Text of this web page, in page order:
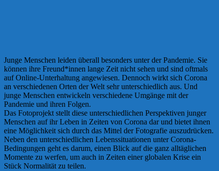
Junge Menschen leiden überall besonders unter der Pandemie. Sie
können ihre Freund*innen lange Zeit nicht sehen und sind oftmals
auf Online-Unterhaltung angewiesen. Dennoch wirkt sich Corona
an verschiedenen Orten der Welt sehr unterschiedlich aus. Und
junge Menschen entwickeln verschiedene Umgänge mit der
Pandemie und ihren Folgen.
Das Fotoprojekt stellt diese unterschiedlichen Perspektiven junger
Menschen auf ihr Leben in Zeiten von Corona dar und bietet ihnen
eine Möglichkeit sich durch das Mittel der Fotografie auszudrücken.
Neben den unterschiedlichen Lebenssituationen unter Corona-
Bedingungen geht es darum, einen Blick auf die ganz alltäglichen
Momente zu werfen, um auch in Zeiten einer globalen Krise ein
Stück Normalität zu teilen.